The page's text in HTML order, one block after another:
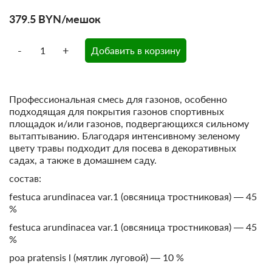
379.5 BYN/мешок
- + Добавить в корзину
Профессиональная смесь для газонов, особенно
подходящая для покрытия газонов спортивных
площадок и/или газонов, подвергающихся сильному
вытаптыванию. Благодаря интенсивному зеленому
цвету травы подходит для посева в декоративных
садах, а также в домашнем саду.
состав:
festuca arundinacea var.1 (овсяница тростниковая) — 45
%
festuca arundinacea var.1 (овсяница тростниковая) — 45
%
poa pratensis l (мятлик луговой) — 10 %